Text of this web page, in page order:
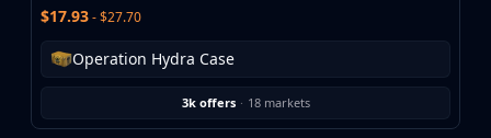
$17.93- $27.70
Operation Hydra Case
3k offers · 18 markets